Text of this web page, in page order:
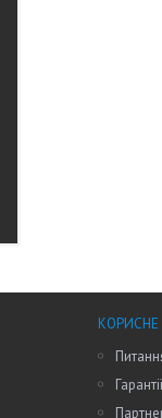
КОРИСНЕ
Гарантії